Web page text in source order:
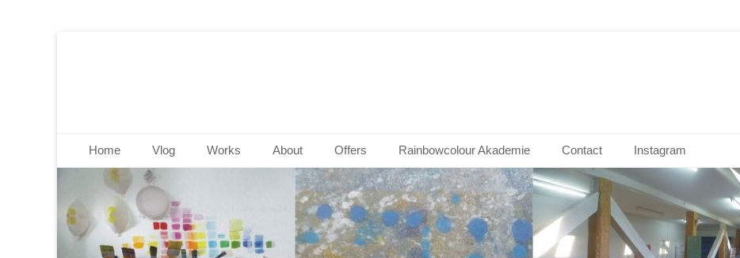
Primäres Menü
Inhalt
Home Vlog Works About Offers Rainbowcolour Akademie Contact Instagram